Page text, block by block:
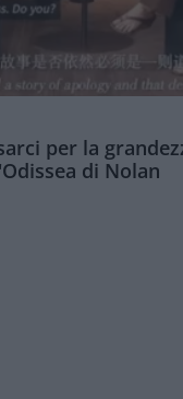
per la
di Nolan